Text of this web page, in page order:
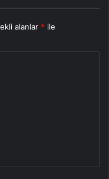
alanlar * ile